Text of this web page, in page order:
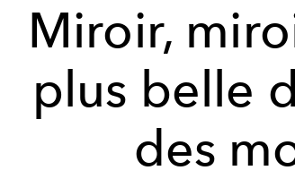
Miroir,
plus belle
des